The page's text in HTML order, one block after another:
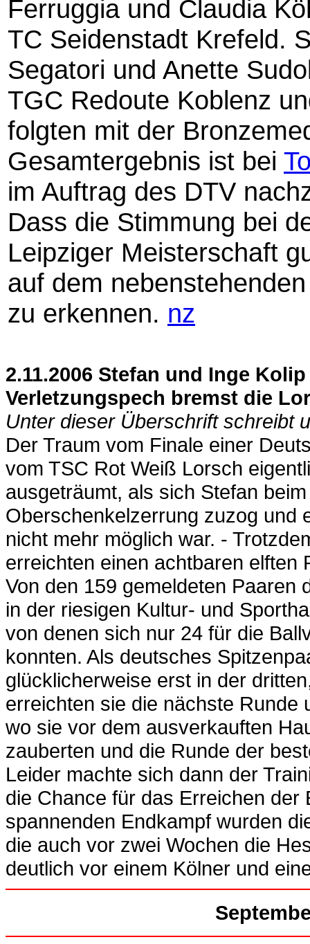
Ferruggia und Claudia
TC Seidenstadt Krefeld.
Segatori und Anette
TGC Redoute Koblenz
folgten mit der
Gesamtergebnis ist bei
im Auftrag des DTV
Dass die Stimmung bei
Leipziger Meisterschaft
auf dem
zu erkennen. nz
2.11.2006 Stefan und Inge
Verletzungspech bremst die
Unter dieser Überschrift schreibt
Der Traum vom Finale einer
vom TSC Rot Weiß Lorsch
ausgeträumt, als sich Stefan
Oberschenkelzerrung zuzog und
nicht mehr möglich war. -
erreichten einen achtbaren elften
Von den 159 gemeldeten Paaren
in der riesigen Kultur- und
von denen sich nur 24 für die
konnten. Als deutsches
glücklicherweise erst in der
erreichten sie die nächste Runde
wo sie vor dem ausverkauften
zauberten und die Runde der
Leider machte sich dann der
die Chance für das Erreichen
spannenden Endkampf wurden
die auch vor zwei Wochen die
deutlich vor einem Kölner und